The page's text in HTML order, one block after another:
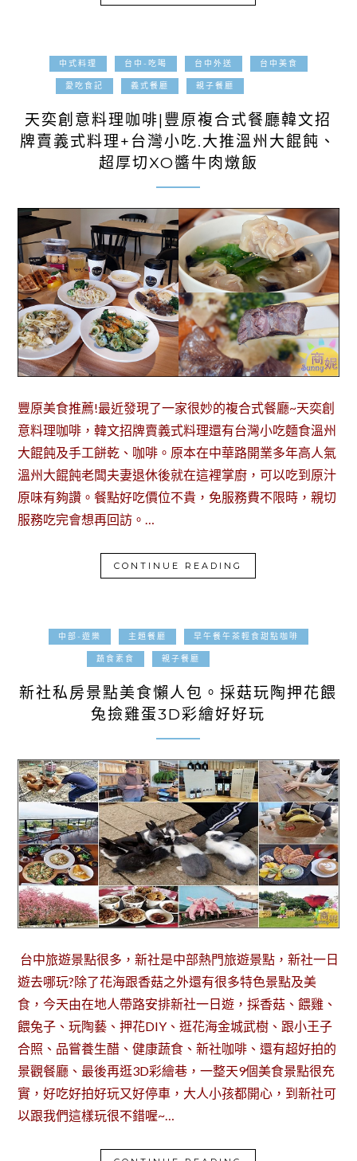
中式料理 台中-吃喝 台中外送 台中美食
愛吃食記 義式餐廳 親子餐廳
天奕創意料理咖啡|豐原複合式餐廳韓文招
牌賣義式料理+台灣小吃.大推溫州大餛飩、
超厚切XO醬牛肉燉飯
豐原美食推薦!最近發現了一家很妙的複合式餐廳~天奕創
意料理咖啡，韓文招牌賣義式料理還有台灣小吃麵食溫州
大餛飩及手工餅乾、咖啡。原本在中華路開業多年高人氣
溫州大餛飩老闆夫妻退休後就在這裡掌廚，可以吃到原汁
原味有夠讚。餐點好吃價位不貴，免服務費不限時，親切
服務吃完會想再回訪。…
CONTINUE READING
中部-遊樂 主題餐廳 早午餐午茶輕食甜點咖啡
蔬食素食 親子餐廳
新社私房景點美食懶人包。採菇玩陶押花餵
兔撿雞蛋3D彩繪好好玩
台中旅遊景點很多，新社是中部熱門旅遊景點，新社一日
遊去哪玩?除了花海跟香菇之外還有很多特色景點及美
食，今天由在地人帶路安排新社一日遊，採香菇、餵雞、
餵兔子、玩陶藝、押花DIY、逛花海金城武樹、跟小王子
合照、品嘗養生醋、健康蔬食、新社咖啡、還有超好拍的
景觀餐廳、最後再逛3D彩繪巷，一整天9個美食景點很充
實，好吃好拍好玩又好停車，大人小孩都開心，到新社可
以跟我們這樣玩很不錯喔~…